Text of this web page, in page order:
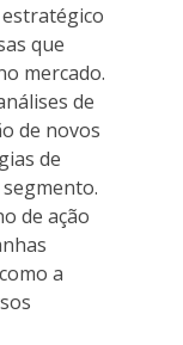
que
mercado.
de
de novos
de
de ação
a